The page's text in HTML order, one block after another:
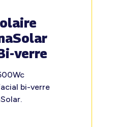
verre
bi-verre